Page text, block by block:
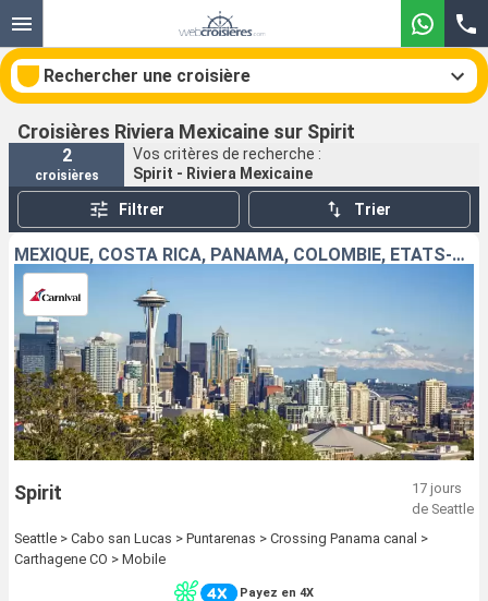
Rechercher une croisière
Nos destinations
Mois de départ
Ports
Rechercher
Croisières Riviera Mexicaine sur Spirit
2
croisières
Vos critères de recherche :
Spirit - Riviera Mexicaine
Filtrer Trier
MEXIQUE, COSTA RICA, PANAMA, COLOMBIE, ÉTATS-UNIS
Spirit
17 jours
de Seattle
Seattle > Cabo san Lucas > Puntarenas > Crossing Panama canal >
Carthagene CO > Mobile
Payez en 4X